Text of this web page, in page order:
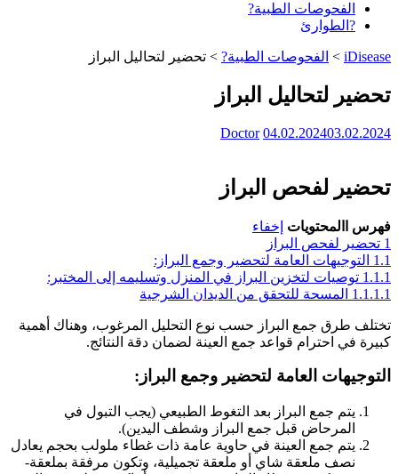
الفحوصات الطبية?
?الطوارئ
iDisease
> الفحوصات الطبية? > تحضير لتحاليل البراز
تحضير لتحاليل البراز
04.02.202403.02.2024
Doctor
تحضير لفحص البراز
فهرس االمحتويات إخفاء
1 تحضير لفحص البراز
1.1 التوجيهات العامة لتحضير وجمع البراز:
1.1.1 توصيات لتخزين البراز في المنزل وتسليمه إلى المختبر:
1.1.1.1 المسحة للتحقق من الديدان الشرجية
تختلف طرق جمع البراز حسب نوع التحليل المرغوب، وهناك أهمية
كبيرة في احترام قواعد جمع العينة لضمان دقة النتائج.
التوجيهات العامة لتحضير وجمع البراز:
يتم جمع البراز بعد التغوط الطبيعي (يجب التبول في
المرحاض قبل جمع البراز وشطف اليدين).
يتم جمع العينة في حاوية عامة ذات غطاء ملولب بحجم يعادل
نصف ملعقة شاي أو ملعقة تجميلية، وتكون مرفقة بملعقة-